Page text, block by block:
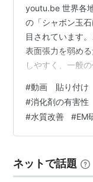
youtu.be 世界各
の「シャボン玉
目されています
表面張力を弱め
しやすく、一般
いため、従来の
への影響が少な
州市消防局との
し、現在はJICA
た最大の課題は
#動画 貼り付け
#消化剤の有害性
#水質改善 #EM
ネットで話題